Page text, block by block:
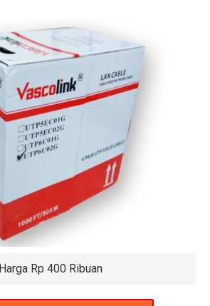
Harga Rp 400 Ribuan